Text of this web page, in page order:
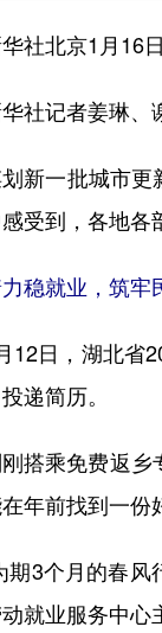
北京1月16
记者姜琳、
一批城市更新
受到，各地各
稳就业，筑牢
日，湖北省
递简历。
乘免费返乡专
年前找到一份
3个月的春风行
就业服务中心